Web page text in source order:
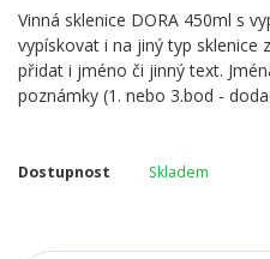
Vinná sklenice DORA 450ml s
vypískovat i na jiný typ sklenice
přidat i jméno či jinný text.
poznámky (1. nebo 3.bod -
Dostupnost Skladem